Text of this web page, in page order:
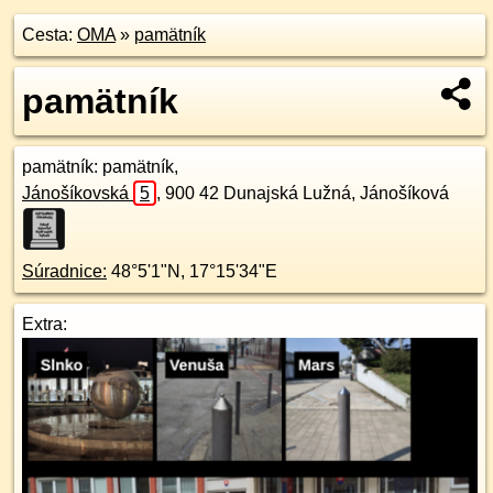
Cesta: OMA» pamätník
pamätník
pamätník: pamätník,
Jánošíkovská
5 , 900 42 Dunajská Lužná, Jánošíková
Súradnice: 48°5'1"N , 17°15'34"E
Extra: